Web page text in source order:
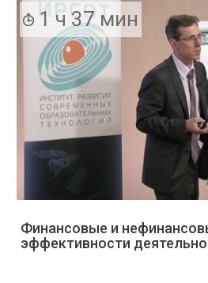
1 ч 37 мин
Финансовые и
эффективности